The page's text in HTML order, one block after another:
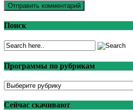
Поиск
Программы по рубрикам
Программы
рубрикам
Сейчас скачивают